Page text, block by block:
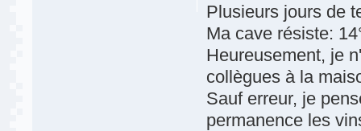
Plusieurs jours de
Ma cave résiste:
Heureusement, je
collègues à la
Sauf erreur, je
permanence les